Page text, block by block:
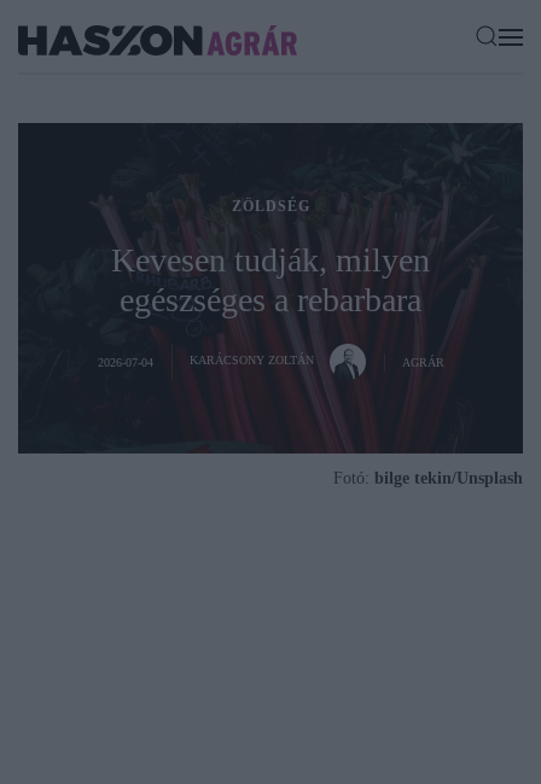
ZÖLDSÉG
Kevesen tudják, milyen
egészséges a rebarbara
2026-07-04 KARÁCSONY ZOLTÁN AGRÁR
Fotó: bilge tekin/Unsplash